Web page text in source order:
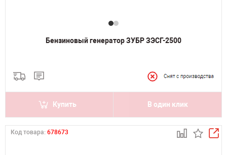
Бензиновый генератор ЗУБР ЗЭСГ-2500
Купить В один клик
Код товара: 678673